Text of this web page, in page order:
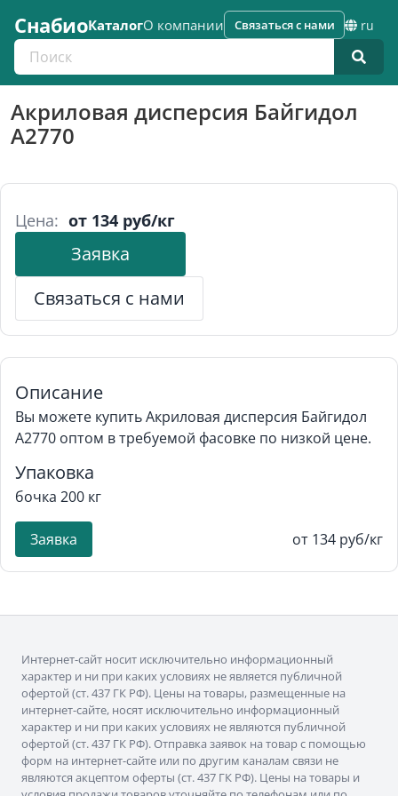
СнабиоКаталогО компании
Поиск по каталогу
Связаться с нами ru
Акриловая дисперсия Байгидол
A2770
Цена: от 134 руб/кг
Заявка
Связаться с нами
Описание
Вы можете купить Акриловая дисперсия Байгидол
A2770 оптом в требуемой фасовке по низкой цене.
Упаковка
бочка 200 кг
Заявка от 134 руб/кг
Интернет-сайт носит исключительно информационный
характер и ни при каких условиях не является публичной
офертой (ст. 437 ГК РФ). Цены на товары, размещенные на
интернет-сайте, носят исключительно информационный
характер и ни при каких условиях не являются публичной
офертой (ст. 437 ГК РФ). Отправка заявок на товар с помощью
форм на интернет-сайте или по другим каналам связи не
являются акцептом оферты (ст. 437 ГК РФ). Цены на товары и